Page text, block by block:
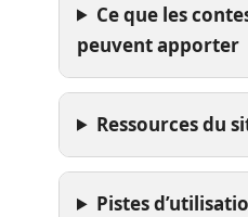
Ce que les
peuvent apporter
Ressources du
Pistes